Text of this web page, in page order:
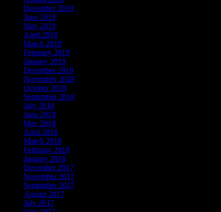
December 2019
June 2019
May 2019
April 2019
March 2019
February 2019
January 2019
December 2018
November 2018
October 2018
September 2018
July 2018
June 2018
May 2018
April 2018
March 2018
February 2018
January 2018
December 2017
November 2017
September 2017
August 2017
July 2017